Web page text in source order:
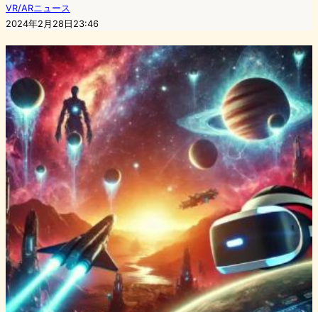
VR/ARニュース
2024年2月28日23:46